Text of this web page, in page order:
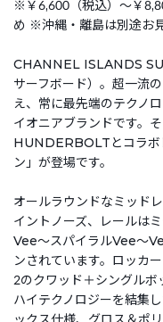
※￥6,600（税込）～￥
め ※沖縄・離島は別途お
CHANNEL ISLANDS
サーフボード）。超一流
え、常に最先端のテクノ
イオニアブランドです。
HUNDERBOLTとコラボ
ン」が登場です。
オールラウンドなミッド
イントノーズ、レールは
Vee～スパイラルVee～
ンされています。ロッカ
2のクワッド＋シングル
ハイテクノロジーを結集